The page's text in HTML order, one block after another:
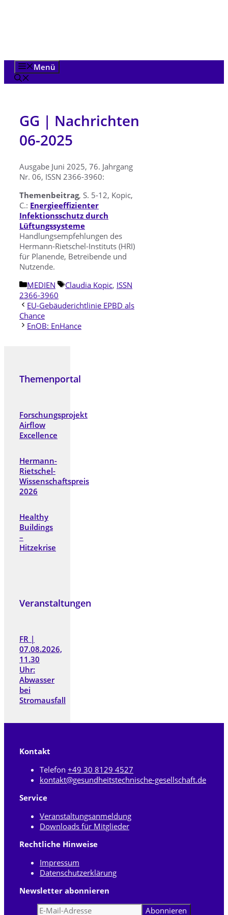
Menü
GG | Nachrichten
06-2025
Ausgabe Juni 2025, 76. Jahrgang
Nr. 06, ISSN 2366-3960:
Themenbeitrag, S. 5-12, Kopic,
C.: Energieeffizienter
Infektionsschutz durch
Lüftungssysteme
Handlungsempfehlungen des
Hermann-Rietschel-Instituts (HRI)
für Planende, Betreibende und
Nutzende.
Kategorien
MEDIEN Schlagwörter
Claudia Kopic, ISSN
2366-3960
EU-Gebäuderichtlinie EPBD als
Chance
EnOB: EnHance
Themenportal
Forschungsprojekt
Airflow
Excellence
Hermann-
Rietschel-
Wissenschaftspreis
2026
Healthy
Buildings
–
Hitzekrise
Veranstaltungen
FR |
07.08.2026,
11.30
Uhr:
Abwasser
bei
Stromausfall
Kontakt
Telefon +49 30 8129 4527
kontakt@gesundheitstechnische-gesellschaft.de
Service
Veranstaltungsanmeldung
Downloads für Mitglieder
Rechtliche Hinweise
Impressum
Datenschutzerklärung
Newsletter abonnieren